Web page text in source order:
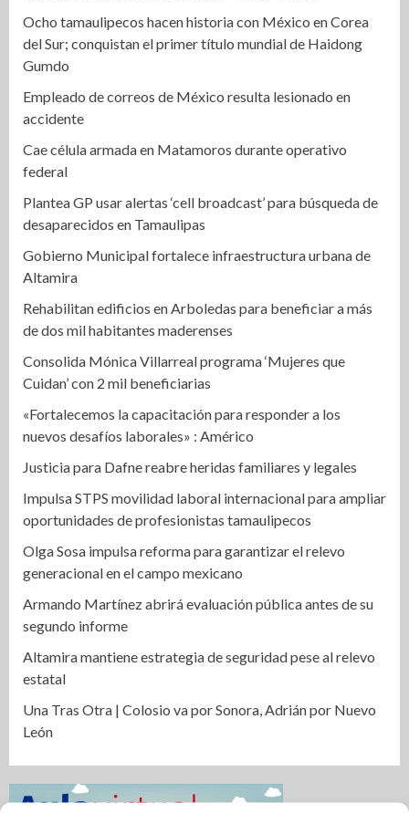
Ocho tamaulipecos hacen historia con México en Corea
del Sur; conquistan el primer título mundial de Haidong
Gumdo
Empleado de correos de México resulta lesionado en
accidente
Cae célula armada en Matamoros durante operativo
federal
Plantea GP usar alertas ‘cell broadcast’ para búsqueda de
desaparecidos en Tamaulipas
Gobierno Municipal fortalece infraestructura urbana de
Altamira
Rehabilitan edificios en Arboledas para beneficiar a más
de dos mil habitantes maderenses
Consolida Mónica Villarreal programa ‘Mujeres que
Cuidan’ con 2 mil beneficiarias
«Fortalecemos la capacitación para responder a los
nuevos desafíos laborales» : Américo
Justicia para Dafne reabre heridas familiares y legales
Impulsa STPS movilidad laboral internacional para ampliar
oportunidades de profesionistas tamaulipecos
Olga Sosa impulsa reforma para garantizar el relevo
generacional en el campo mexicano
Armando Martínez abrirá evaluación pública antes de su
segundo informe
Altamira mantiene estrategia de seguridad pese al relevo
estatal
Una Tras Otra | Colosio va por Sonora, Adrián por Nuevo
León